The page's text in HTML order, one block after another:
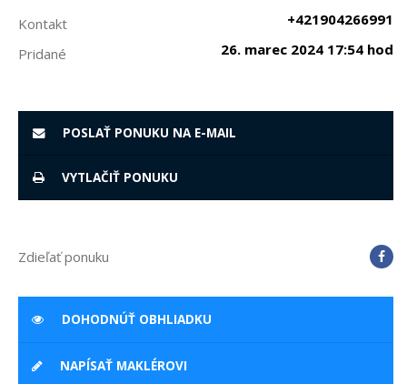
Kontakt
+421904266991
Pridané
26. marec 2024 17:54 hod
POSLAŤ PONUKU NA E-MAIL
VYTLAČIŤ PONUKU
Zdieľať ponuku
DOHODNÚŤ OBHLIADKU
NAPÍSAŤ MAKLÉROVI